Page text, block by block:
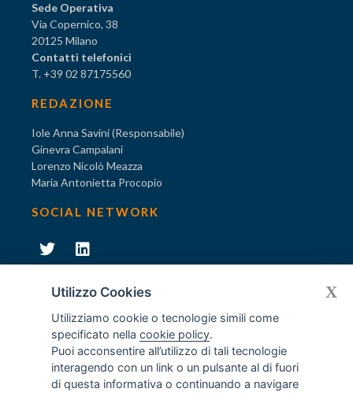
Sede Operativa
Via Copernico, 38
20125 Milano
Contatti telefonici
T. +39 02 87175560
REDAZIONE
Iole Anna Savini (Responsabile)
Ginevra Campalani
Lorenzo Nicolò Meazza
Maria Antonietta Procopio
SOCIAL NETWORK
Diventa socio di AODV
© Tutti i diritti riservati AODV231- ® Marchio registrato
Associazione dei Componenti degli Organismi di Vigilanza
Utilizzo Cookies
Utilizziamo cookie o tecnologie simili come
specificato nellacookie policy.
Puoi acconsentire all’utilizzo di tali tecnologie
interagendo con un link o un pulsante al di fuori
di questa informativa o continuando a navigare
X